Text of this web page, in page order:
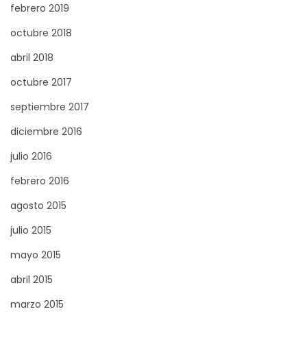
febrero 2019
octubre 2018
abril 2018
octubre 2017
septiembre 2017
diciembre 2016
julio 2016
febrero 2016
agosto 2015
julio 2015
mayo 2015
abril 2015
marzo 2015